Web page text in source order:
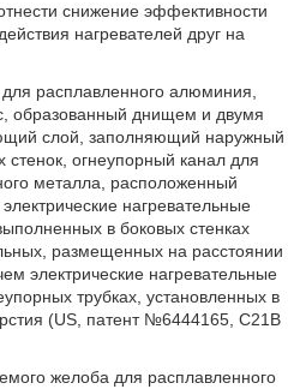
снижение эффективности
нагревателей друг на
расплавленного алюминия,
образованный днищем и двумя
слой, заполняющий наружный
огнеупорный канал для
металла, расположенный
нагревательные
в боковых стенках
размещенных на расстоянии
электрические нагревательные
трубках, установленных в
(US, патент №6444165, С21В
желоба для расплавленного